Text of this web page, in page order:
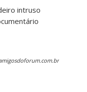
intruso